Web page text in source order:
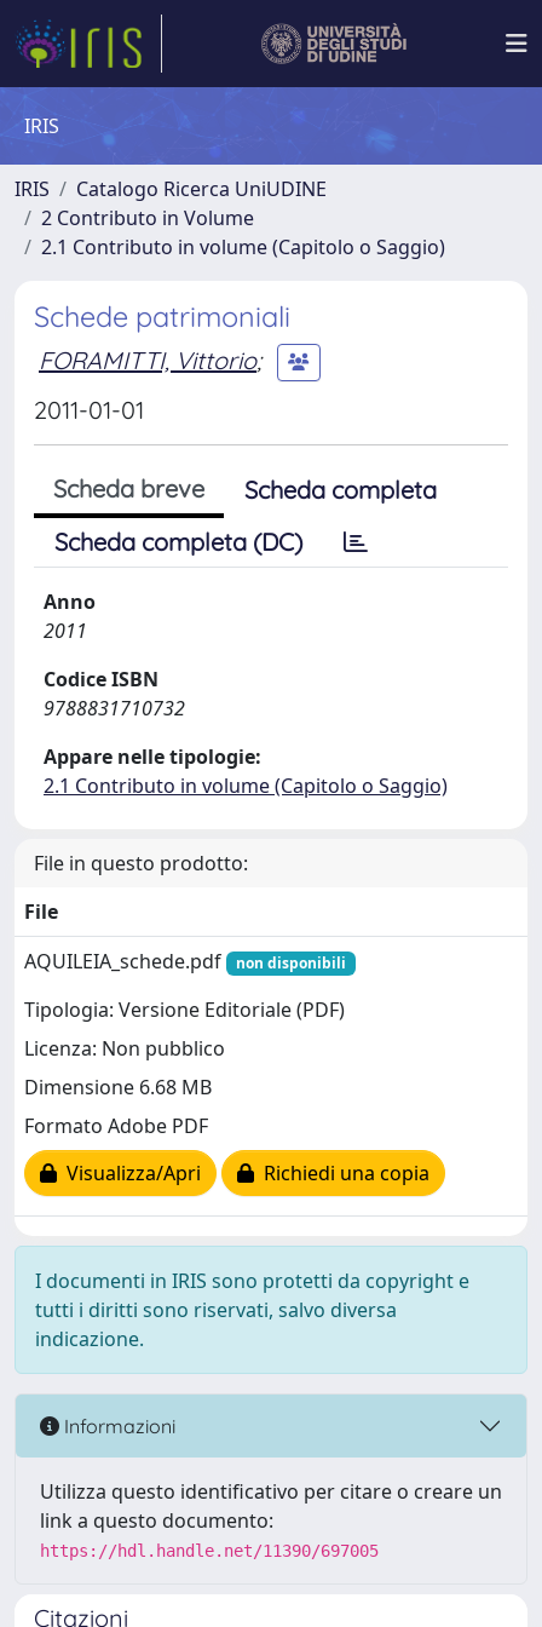
IRIS
IRIS
Catalogo Ricerca UniUDINE
2 Contributo in Volume
2.1 Contributo in volume (Capitolo o Saggio)
Schede patrimoniali
FORAMITTI, Vittorio;
2011-01-01
Scheda breve
Scheda completa
Scheda completa (DC)
Anno
2011
Codice ISBN
9788831710732
Appare nelle tipologie:
2.1 Contributo in volume (Capitolo o Saggio)
File in questo prodotto:
File
AQUILEIA_schede.pdf
non disponibili
Tipologia: Versione Editoriale (PDF)
Licenza: Non pubblico
Dimensione 6.68 MB
Formato Adobe PDF
Visualizza/Apri
Richiedi una copia
I documenti in IRIS sono protetti da copyright e
tutti i diritti sono riservati, salvo diversa
indicazione.
Informazioni
Utilizza questo identificativo per citare o creare un
link a questo documento:
https://hdl.handle.net/11390/697005
Citazioni